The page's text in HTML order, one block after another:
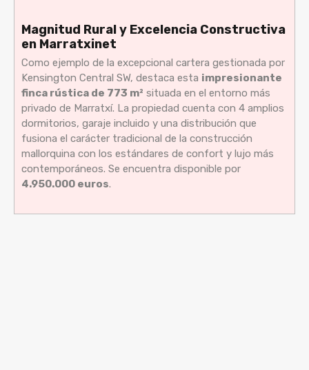
Magnitud Rural y Excelencia Constructiva
en Marratxinet
Como ejemplo de la excepcional cartera gestionada por
Kensington Central SW, destaca esta impresionante
finca rústica de 773 m² situada en el entorno más
privado de Marratxí. La propiedad cuenta con 4 amplios
dormitorios, garaje incluido y una distribución que
fusiona el carácter tradicional de la construcción
mallorquina con los estándares de confort y lujo más
contemporáneos. Se encuentra disponible por
4.950.000 euros.